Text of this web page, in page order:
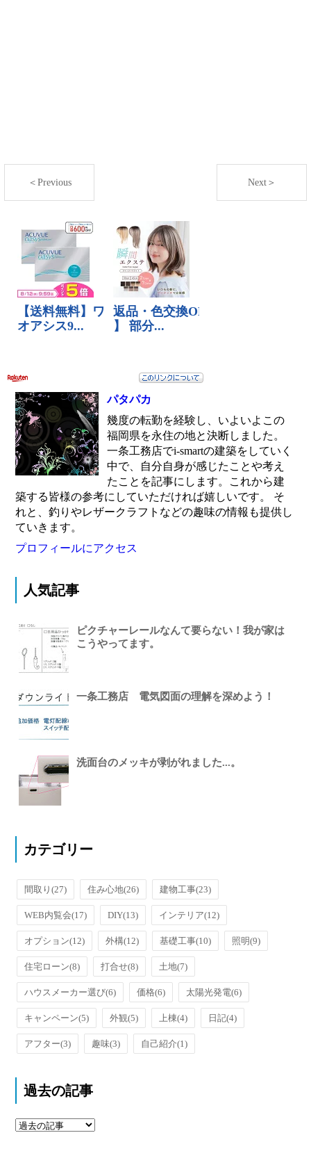
＜Previous Next＞
パタパカ
幾度の転勤を経験し、いよいよこの
福岡県を永住の地と決断しました。
一条工務店でi-smartの建築をしていく
中で、自分自身が感じたことや考え
たことを記事にします。これから建
築する皆様の参考にしていただければ嬉しいです。 そ
れと、釣りやレザークラフトなどの趣味の情報も提供し
ていきます。
プロフィールにアクセス
人気記事
ピクチャーレールなんて要らない！我が家は
こうやってます。
一条工務店 電気図面の理解を深めよう！
洗面台のメッキが剥がれました...。
カテゴリー
間取り(27) 住み心地(26) 建物工事(23)
WEB内覧会(17) DIY(13) インテリア(12)
オプション(12) 外構(12) 基礎工事(10) 照明(9)
住宅ローン(8) 打合せ(8) 土地(7)
ハウスメーカー選び(6) 価格(6) 太陽光発電(6)
キャンペーン(5) 外観(5) 上棟(4) 日記(4)
アフター(3) 趣味(3) 自己紹介(1)
過去の記事